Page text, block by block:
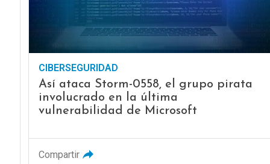
CIBERSEGURIDAD
Así ataca Storm-0558, el grupo pirata
involucrado en la última
vulnerabilidad de Microsoft
Compartir